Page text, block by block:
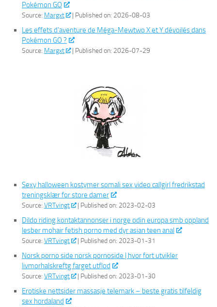
Pokémon GO
Source: Margxt Published on: 2026-08-03
Les effets d’aventure de Méga-Mewtwo X et Y dévoilés dans
Pokémon GO ?
Source: Margxt Published on: 2026-07-29
Sexy halloween kostymer somali sex video callgirl fredrikstad
treningsklær for store damer
Source: VRTvingt Published on: 2023-02-03
Dildo riding kontaktannonser i norge odin europa smb oppland
lesber mohair fetish porno med dyr asian teen anal
Source: VRTvingt Published on: 2023-01-31
Norsk porno side norsk pornoside | hvor fort utvikler
livmorhalskreftg farget utflod
Source: VRTvingt Published on: 2023-01-30
Erotiske nettsider massasje telemark – beste gratis tilfeldig
sex hordaland